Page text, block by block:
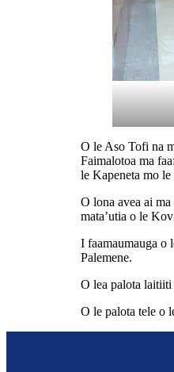
O le Aso Tofi na
Faimalotoa ma
le Kapeneta mo
O lona avea ai
mata’utia o le
I faamaumauga o
Palemene.
O lea palota laitiiti
O le palota tele o